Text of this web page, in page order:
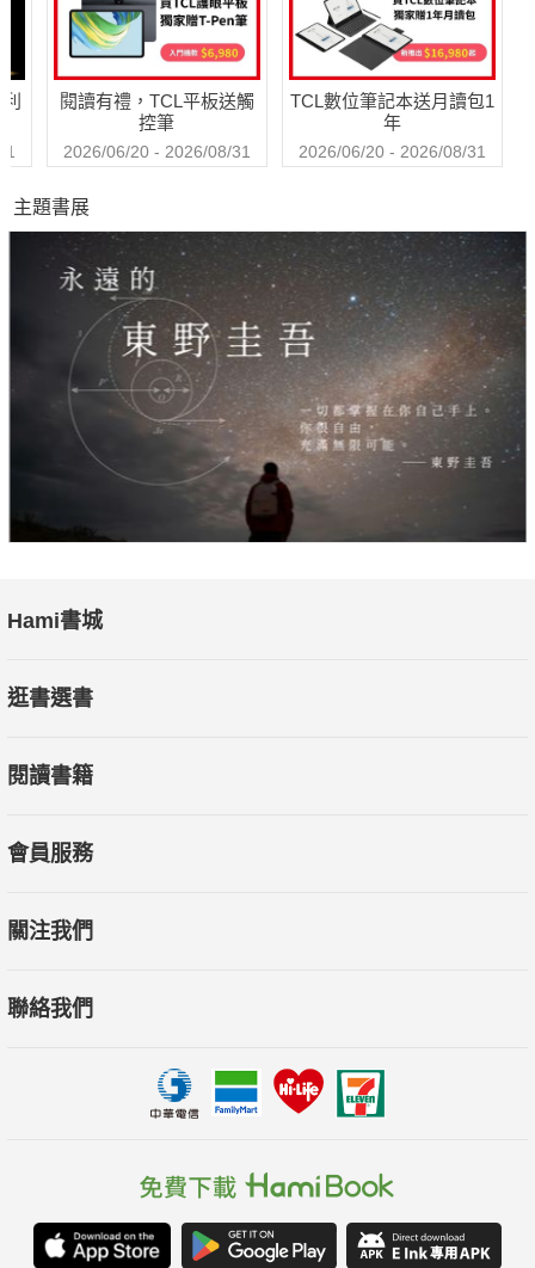
閱讀有禮，TCL平板送觸
控筆
2026/06/20 - 2026/08/31
TCL數位筆記本送月讀包1
年
2026/06/20 - 2026/08/31
主題書展
Hami書城
逛書選書
閱讀書籍
會員服務
關注我們
聯絡我們